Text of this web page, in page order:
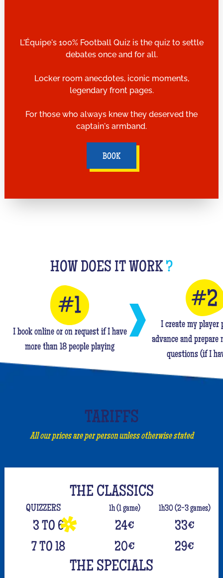
L'Équipe's 100% Football Quiz is the quiz to settle
debates once and for all.
Locker room anecdotes, iconic moments,
legendary front pages.
For those who always knew they deserved the
captain's armband.
BOOK
HOW DOES IT WORK ?
I book online or on request if I have
more than 18 people playing
I create my player
advance and prepare
questions (if I
TARIFFS
All our prices are per person unless otherwise stated
THE CLASSICS
QUIZZERS 1h (1 game) 1h30 (2-3 games)
3 TO 6 24€ 33€
7 TO 18
20€ 29€
THE SPECIALS